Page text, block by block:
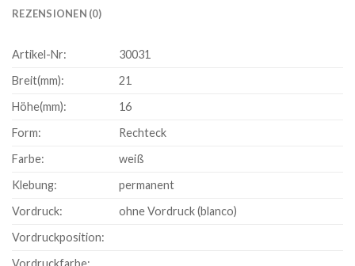
REZENSIONEN (0)
Artikel-Nr:
30031
Breit(mm):
21
Höhe(mm):
16
Form:
Rechteck
Farbe:
weiß
Klebung:
permanent
Vordruck:
ohne Vordruck (blanco)
Vordruckposition:
Vordruckfarbe: